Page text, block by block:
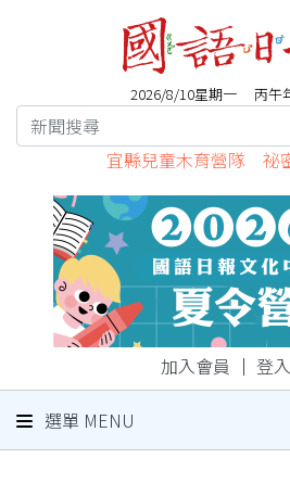
2026/8/10星期一 丙午
宜縣兒童木育營隊 祕
加入會員 ｜ 登
選單 MENU